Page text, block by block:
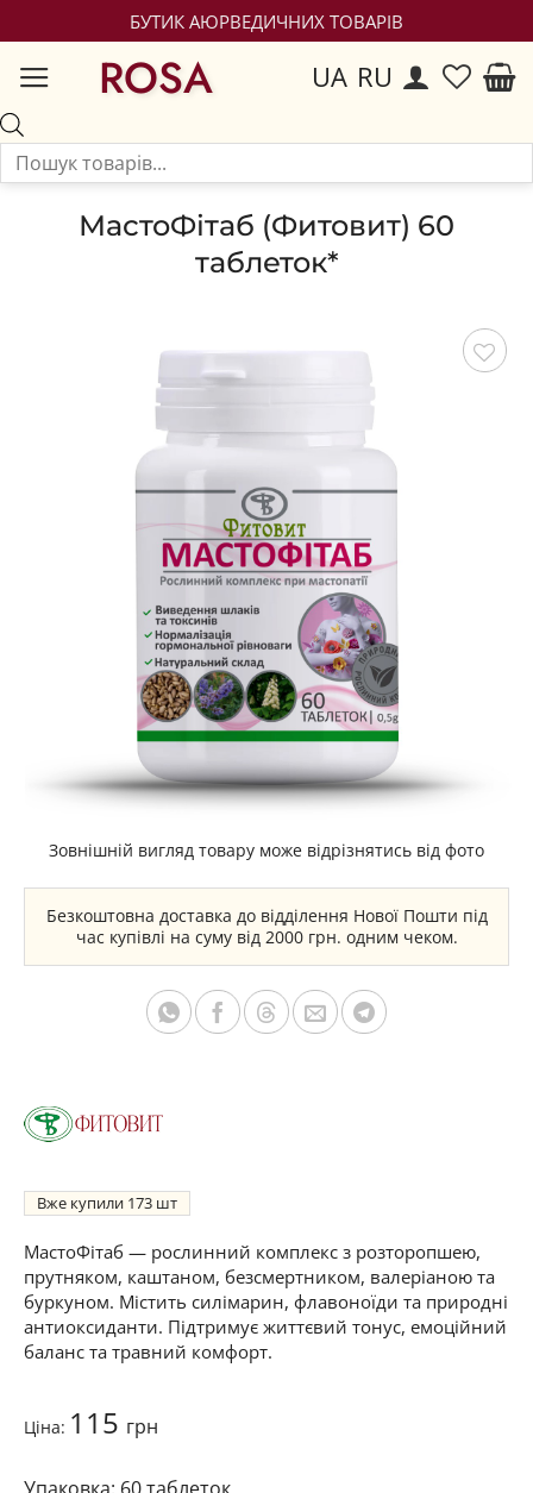
БУТИК АЮРВЕДИЧНИХ ТОВАРІВ
ROSA UA RU
МастоФітаб (Фитовит) 60
таблеток*
Зовнішній вигляд товару може відрізнятись від фото
Безкоштовна доставка до відділення Нової Пошти під
час купівлі на суму від 2000 грн. одним чеком.
Вже купили 173
МастоФітаб — рослинний комплекс з розторопшею,
прутняком, каштаном, безсмертником, валеріаною та
буркуном. Містить силімарин, флавоноїди та природні
антиоксиданти. Підтримує життєвий тонус, емоційний
баланс та травний комфорт.
Ціна: 115 грн